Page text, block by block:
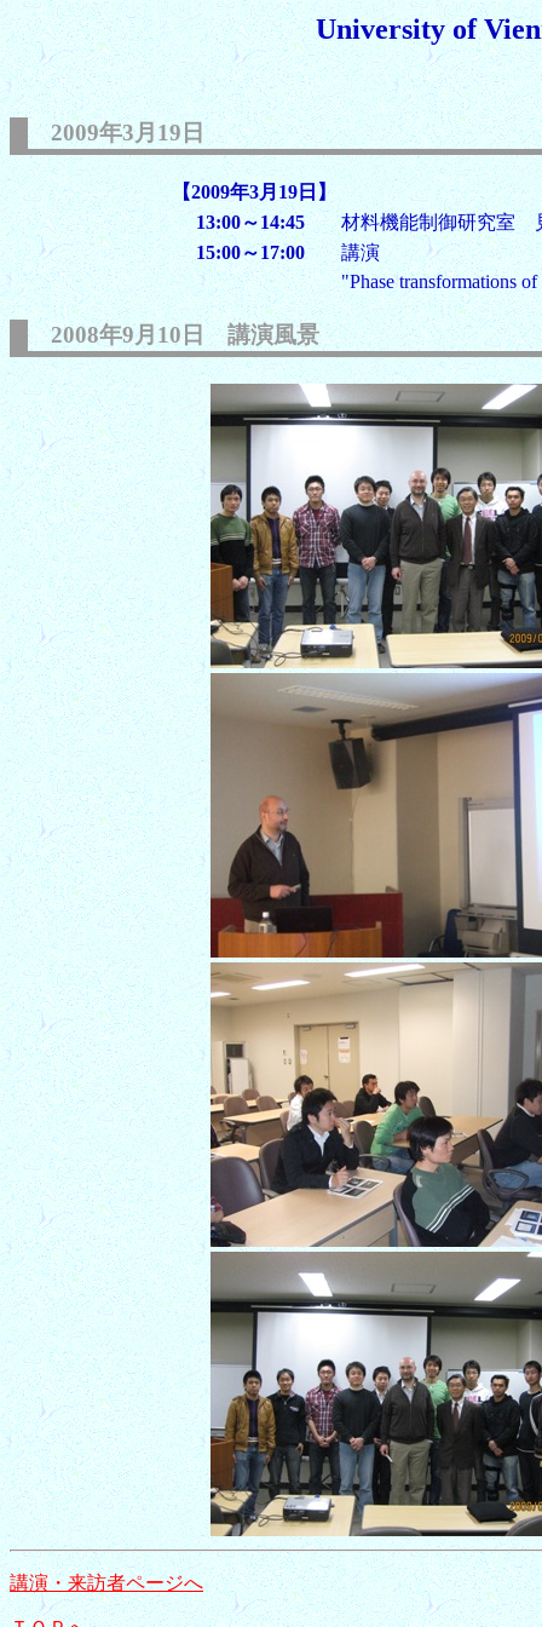
University of
2009年3月19日
【2009年3月19日】
13:00～14:45
材料機能制御研究室
15:00～17:00
講演
"Phase transformations
2008年9月10日 講演風景
講演・来訪者ページへ